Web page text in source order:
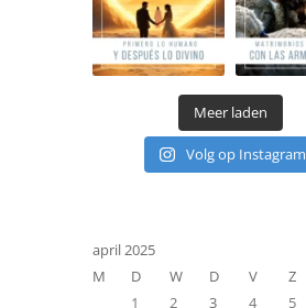
Meer laden
Volg op Instagram
april 2025
M
D W D V Z
1
2 3 4 5